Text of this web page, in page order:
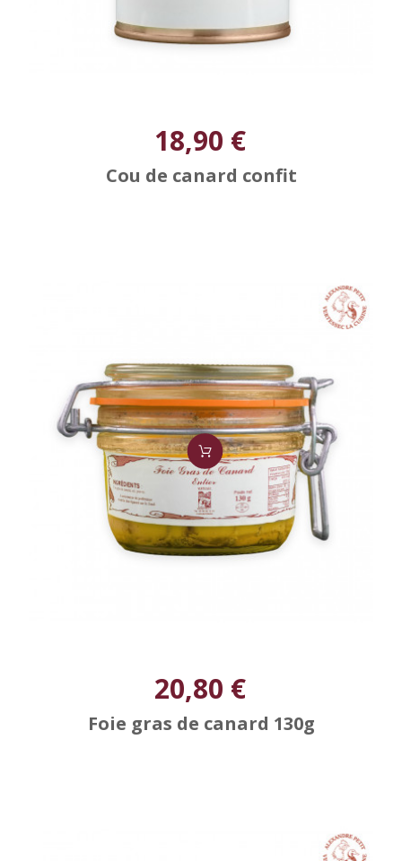
18,90 €
Cou de canard confit
20,80 €
Foie gras de canard 130g